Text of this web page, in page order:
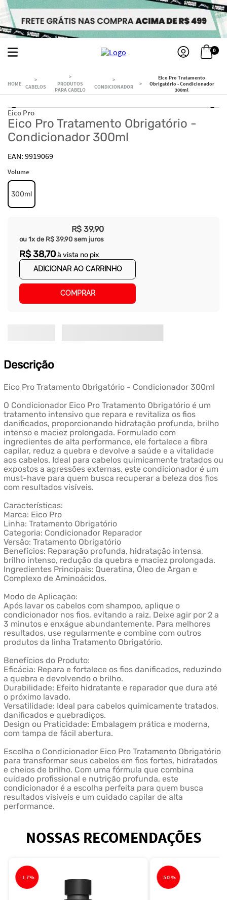
0
CABELOS
PRODUTOS
PARA CABELO
CONDICIONADOR
Eico Pro Tratamento
Obrigatório - Condicionador
300ml
Eico Pro
Eico Pro Tratamento Obrigatório -
Condicionador 300ml
9919069
Volume
300ml
R$ 39,90
ou 1x de R$ 39,90 sem juros
R$38,70à vista no pix
ADICIONAR AO CARRINHO
COMPRAR
Descrição
Eico Pro Tratamento Obrigatório - Condicionador 300ml
O Condicionador Eico Pro Tratamento Obrigatório é um
tratamento intensivo que repara e revitaliza os fios
danificados, proporcionando hidratação profunda, brilho
intenso e maciez prolongada. Formulado com
ingredientes de alta performance, ele fortalece a fibra
capilar, reduz a quebra e devolve a saúde e a vitalidade
aos cabelos. Ideal para cabelos quimicamente tratados ou
expostos a agressões externas, este condicionador é um
must-have para quem busca recuperar a beleza dos fios
com resultados visíveis.
Características:
Marca: Eico Pro
Linha: Tratamento Obrigatório
Categoria: Condicionador Reparador
Versão: Tratamento Obrigatório
Benefícios: Reparação profunda, hidratação intensa,
brilho intenso, redução da quebra e maciez prolongada.
Ingredientes Principais: Queratina, Óleo de Argan e
Complexo de Aminoácidos.
Modo de Aplicação:
Após lavar os cabelos com shampoo, aplique o
condicionador nos fios, evitando a raiz. Deixe agir por 2 a
3 minutos e enxágue abundantemente. Para melhores
resultados, use regularmente e combine com outros
produtos da linha Tratamento Obrigatório.
Benefícios do Produto:
Eficácia: Repara e fortalece os fios danificados, reduzindo
a quebra e devolvendo o brilho.
Durabilidade: Efeito hidratante e reparador que dura até
o próximo lavado.
Versatilidade: Ideal para cabelos quimicamente tratados,
danificados e quebradiços.
Design ou Praticidade: Embalagem prática e moderna,
com tampa de fácil abertura.
Escolha o Condicionador Eico Pro Tratamento Obrigatório
para transformar seus cabelos em fios fortes, hidratados
e cheios de brilho. Com uma fórmula que combina
cuidado profissional e nutrição profunda, este
condicionador é a escolha perfeita para quem busca
resultados visíveis e um cuidado capilar de alta
performance.
NOSSAS RECOMENDAÇÕES
-17% -50%